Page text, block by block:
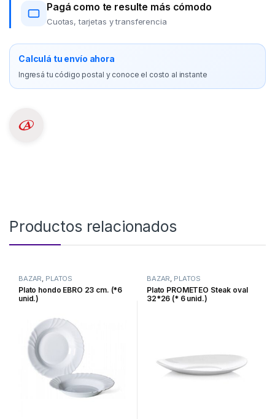
Pagá como te resulte más cómodo
Cuotas, tarjetas y transferencia
Calculá tu envío ahora
Ingresá tu código postal y conoce el costo al instante
Productos relacionados
BAZAR, PLATOS
Plato hondo EBRO 23 cm. (*6
unid.)
BAZAR, PLATOS
Plato PROMETEO Steak oval
32*26 (* 6 unid.)